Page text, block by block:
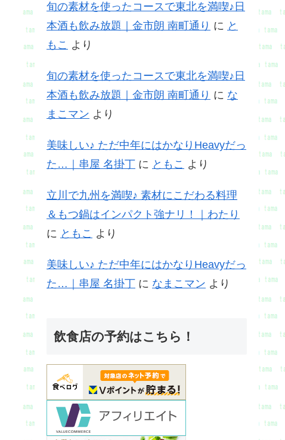
旬の素材を使ったコースで東北を満喫♪日
本酒も飲み放題｜金市朗 南町通り に と
もこ より
旬の素材を使ったコースで東北を満喫♪日
本酒も飲み放題｜金市朗 南町通り に な
まこマン より
美味しい♪ ただ中年にはかなりHeavyだっ
た…｜串屋 名掛丁 に ともこ より
立川で九州を満喫♪ 素材にこだわる料理
＆もつ鍋はインパクト強ナリ！｜わたり
に ともこ より
美味しい♪ ただ中年にはかなりHeavyだっ
た…｜串屋 名掛丁 に なまこマン より
飲食店の予約はこちら！